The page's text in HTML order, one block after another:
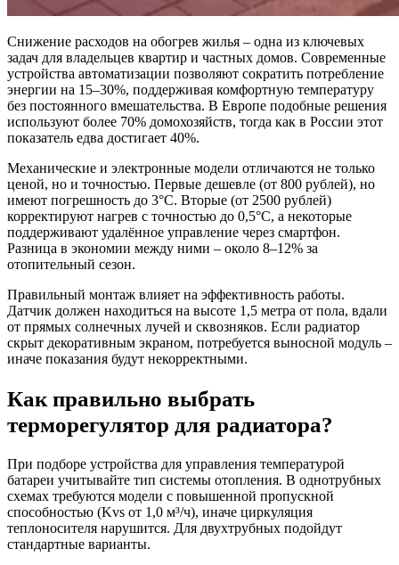
Снижение расходов на обогрев жилья – одна из ключевых
задач для владельцев квартир и частных домов. Современные
устройства автоматизации позволяют сократить потребление
энергии на 15–30%, поддерживая комфортную температуру
без постоянного вмешательства. В Европе подобные решения
используют более 70% домохозяйств, тогда как в России этот
показатель едва достигает 40%.
Механические и электронные модели отличаются не только
ценой, но и точностью. Первые дешевле (от 800 рублей), но
имеют погрешность до 3°C. Вторые (от 2500 рублей)
корректируют нагрев с точностью до 0,5°C, а некоторые
поддерживают удалённое управление через смартфон.
Разница в экономии между ними – около 8–12% за
отопительный сезон.
Правильный монтаж влияет на эффективность работы.
Датчик должен находиться на высоте 1,5 метра от пола, вдали
от прямых солнечных лучей и сквозняков. Если радиатор
скрыт декоративным экраном, потребуется выносной модуль –
иначе показания будут некорректными.
Как правильно выбрать
терморегулятор для радиатора?
При подборе устройства для управления температурой
батареи учитывайте тип системы отопления. В однотрубных
схемах требуются модели с повышенной пропускной
способностью (Kvs от 1,0 м³/ч), иначе циркуляция
теплоносителя нарушится. Для двухтрубных подойдут
стандартные варианты.